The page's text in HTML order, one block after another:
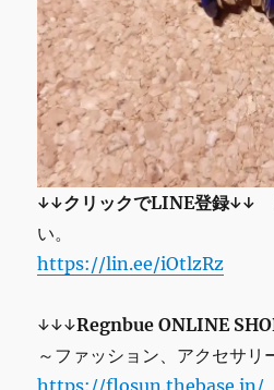
↓↓クリックでLINE登録↓↓
い。
https://lin.ee/iOtlzRz
↓↓↓Regnbue ONLINE
～ファッション、アクセサリ